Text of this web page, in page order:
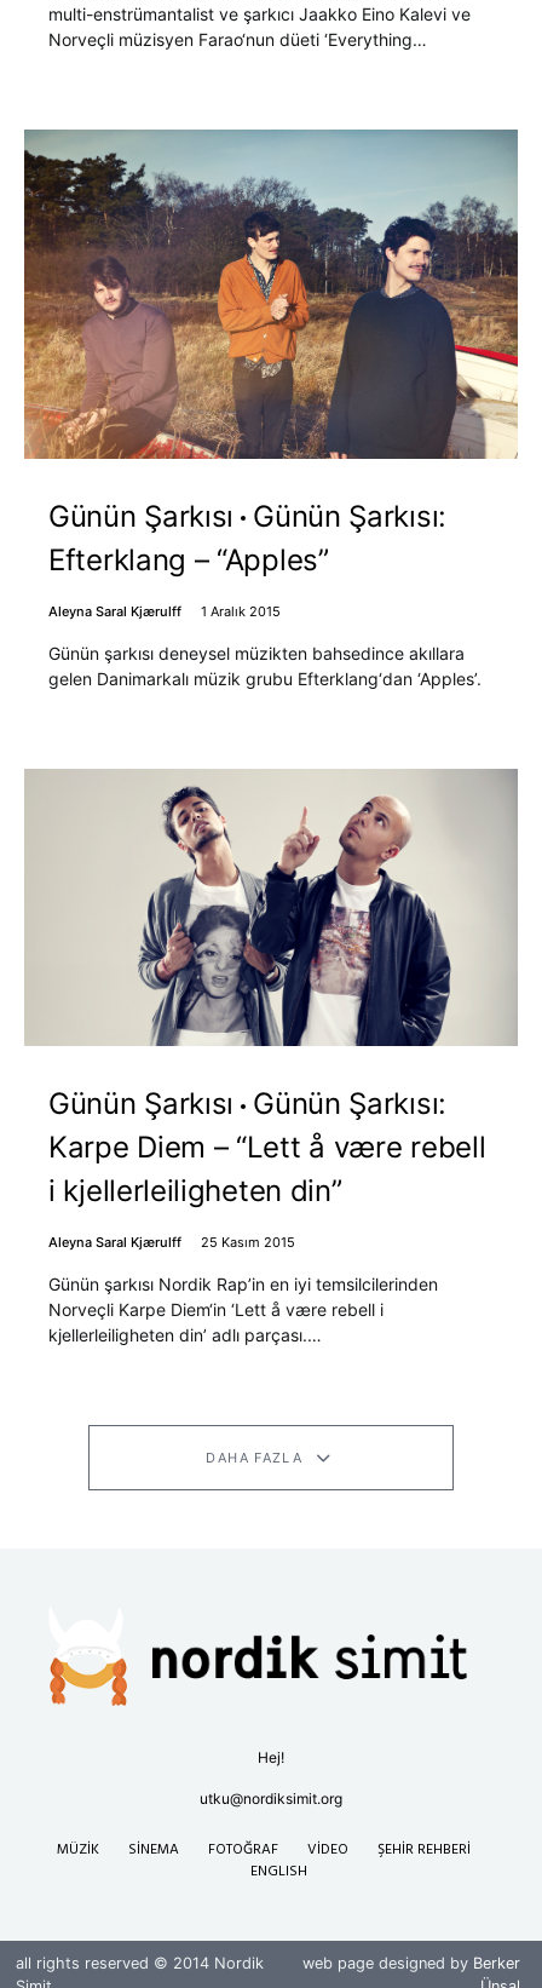
multi-enstrümantalist ve şarkıcı Jaakko Eino Kalevi ve
Norveçli müzisyen Farao‘nun düeti ‘Everything…
Günün Şarkısı
Günün Şarkısı:
Efterklang – “Apples”
Aleyna Saral Kjærulff 1 Aralık 2015
Günün şarkısı deneysel müzikten bahsedince akıllara
gelen Danimarkalı müzik grubu Efterklang‘dan ‘Apples’.
Günün Şarkısı
Günün Şarkısı:
Karpe Diem – “Lett å være rebell
i kjellerleiligheten din”
Aleyna Saral Kjærulff 25 Kasım 2015
Günün şarkısı Nordik Rap’in en iyi temsilcilerinden
Norveçli Karpe Diem‘in ‘Lett å være rebell i
kjellerleiligheten din’ adlı parçası.…
DAHA FAZLA
Hej!
utku@nordiksimit.org
MÜZIK SINEMA FOTOĞRAF VIDEO
ŞEHIR REHBERI
ENGLISH
all rights reserved © 2014 Nordik
web page designed by Berker